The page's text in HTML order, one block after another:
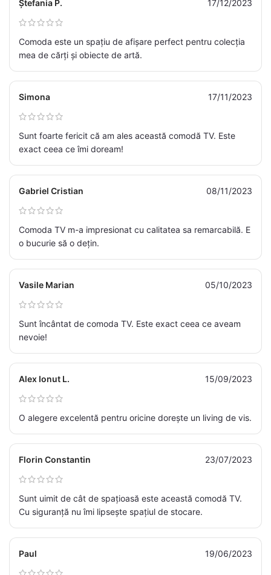
Ștefania P. 17/12/2023
Comoda este un spațiu de afișare perfect pentru colecția
mea de cărți și obiecte de artă.
Simona 17/11/2023
Sunt foarte fericit că am ales această comodă TV. Este
exact ceea ce îmi doream!
Gabriel Cristian 08/11/2023
Comoda TV m-a impresionat cu calitatea sa remarcabilă. E
o bucurie să o dețin.
Vasile Marian 05/10/2023
Sunt încântat de comoda TV. Este exact ceea ce aveam
nevoie!
Alex Ionut L. 15/09/2023
O alegere excelentă pentru oricine dorește un living de vis.
Florin Constantin 23/07/2023
Sunt uimit de cât de spațioasă este această comodă TV.
Cu siguranță nu îmi lipsește spațiul de stocare.
Paul 19/06/2023